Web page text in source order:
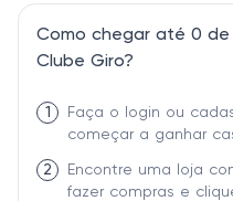
Como chegar até 0
Clube Giro?
1
Faça o login ou
começar a ganhar
2
Encontre uma loja
fazer compras e